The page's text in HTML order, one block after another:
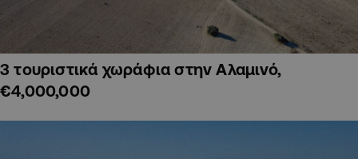
3 τουριστικά χωράφια στην Αλαμινό,
€4,000,000